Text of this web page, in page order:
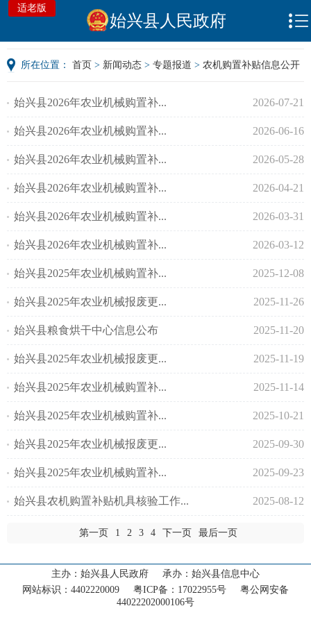
走进始兴
新闻动态 ‹
适老版
始兴县人民政府
所在位置： 首页 > 新闻动态 > 专题报道 > 农机购置补贴信息公开
始兴县2026年农业机械购置补... 2026-07-21
始兴县2026年农业机械购置补... 2026-06-16
始兴县2026年农业机械购置补... 2026-05-28
始兴县2026年农业机械购置补... 2026-04-21
始兴县2026年农业机械购置补... 2026-03-31
始兴县2026年农业机械购置补... 2026-03-12
始兴县2025年农业机械购置补... 2025-12-08
始兴县2025年农业机械报废更... 2025-11-26
始兴县粮食烘干中心信息公布 2025-11-20
始兴县2025年农业机械报废更... 2025-11-19
始兴县2025年农业机械购置补... 2025-11-14
始兴县2025年农业机械购置补... 2025-10-21
始兴县2025年农业机械报废更... 2025-09-30
始兴县2025年农业机械购置补... 2025-09-23
始兴县农机购置补贴机具核验工作... 2025-08-12
第一页 1 2 3 4 下一页 最后一页
主办：始兴县人民政府 承办：始兴县信息中心
网站标识：4402220009 粤ICP备：17022955号 粤公网安备
44022202000106号